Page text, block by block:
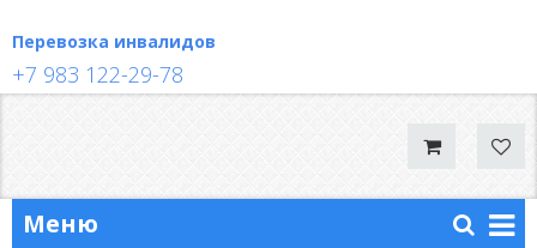
Перевозка инвалидов
+7 983 122-29-78
Меню